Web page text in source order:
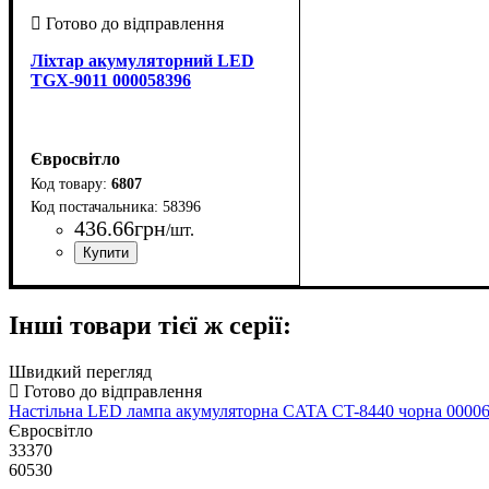
Ліхтар акумуляторний LED
TGX-9011 000058396
Євросвітло
6807
58396
436.66грн/шт.
Інші товари тієї ж серії:
Швидкий перегляд
Настільна LED лампа акумуляторна CATA CT-8440 чорна
Євросвітло
33370
60530